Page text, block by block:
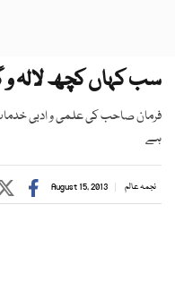
سب کہاں کچھ لالہ
فرمان صاحب کی علمی و ادبی خدمات
ہے
نجمہ عالم August 15, 2013